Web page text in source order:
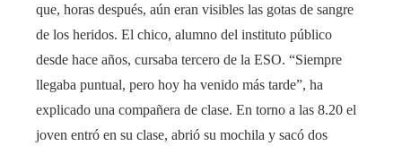
que, horas después, aún eran visibles las gotas de sangre
de los heridos. El chico, alumno del instituto público
desde hace años, cursaba tercero de la ESO. “Siempre
llegaba puntual, pero hoy ha venido más tarde”, ha
explicado una compañera de clase. En torno a las 8.20 el
joven entró en su clase, abrió su mochila y sacó dos